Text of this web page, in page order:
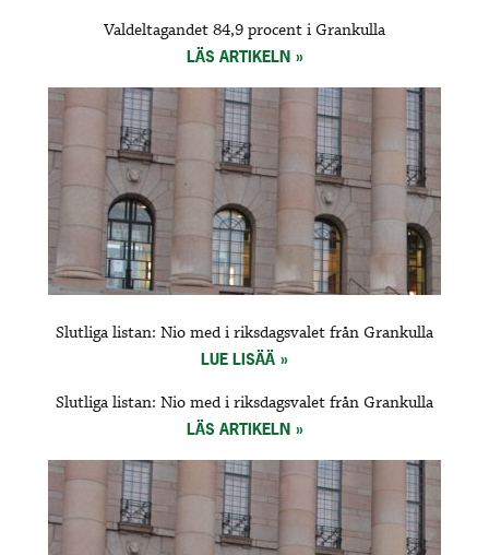
Valdeltagandet 84,9 procent i Grankulla
LÄS ARTIKELN
Slutliga listan: Nio med i riksdagsvalet från Grankulla
LUE LISÄÄ
Slutliga listan: Nio med i riksdagsvalet från Grankulla
LÄS ARTIKELN